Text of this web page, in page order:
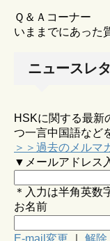
Ｑ＆Ａコーナー
いままでにあった
ニュースレ
HSKに関する最新
つ一言中国語など
＞＞過去のメルマ
▼メールアドレス
＊入力は半角英数
お名前